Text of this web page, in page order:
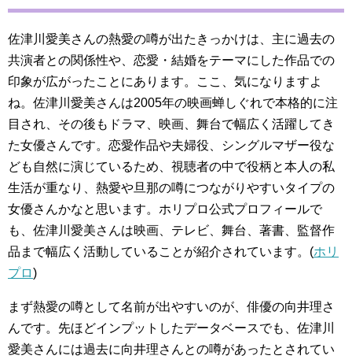
佐津川愛美さんの熱愛の噂が出たきっかけは、主に過去の
共演者との関係性や、恋愛・結婚をテーマにした作品での
印象が広がったことにあります。ここ、気になりますよ
ね。佐津川愛美さんは2005年の映画蝉しぐれで本格的に注
目され、その後もドラマ、映画、舞台で幅広く活躍してき
た女優さんです。恋愛作品や夫婦役、シングルマザー役な
ども自然に演じているため、視聴者の中で役柄と本人の私
生活が重なり、熱愛や旦那の噂につながりやすいタイプの
女優さんかなと思います。ホリプロ公式プロフィールで
も、佐津川愛美さんは映画、テレビ、舞台、著書、監督作
品まで幅広く活動していることが紹介されています。(ホリ
プロ)
まず熱愛の噂として名前が出やすいのが、俳優の向井理さ
んです。先ほどインプットしたデータベースでも、佐津川
愛美さんには過去に向井理さんとの噂があったとされてい